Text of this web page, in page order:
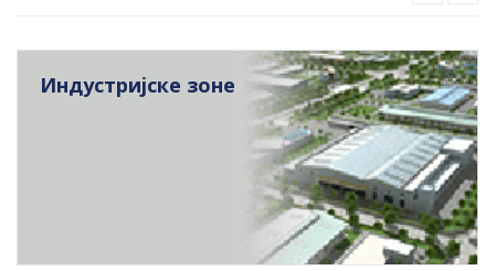
Индустријске зоне